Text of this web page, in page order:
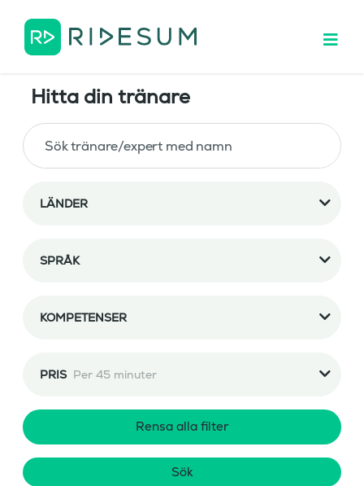
Hitta din tränare
LÄNDER
SPRÅK
KOMPETENSER
PRIS Per 45 minuter
Rensa alla filter
Sök